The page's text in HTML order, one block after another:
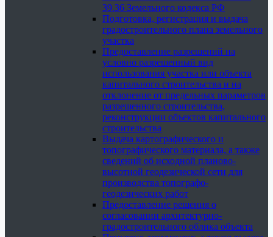
39.36 Земельного кодекса РФ
Подготовка, регистрация и выдача
градостроительного плана земельного
участка
Предоставление разрешений на
условно разрешенный вид
использования участка или объекта
капитального строительства и на
отклонение от предельных параметров
разрешенного строительства,
реконструкции объектов капитального
строительства
Выдача картографического и
топографического материала, а также
сведений об исходной планово-
высотной геодезической сети для
производства топографо-
геодезических работ
Предоставление решения о
согласовании архитектурно-
градостроительного облика объекта